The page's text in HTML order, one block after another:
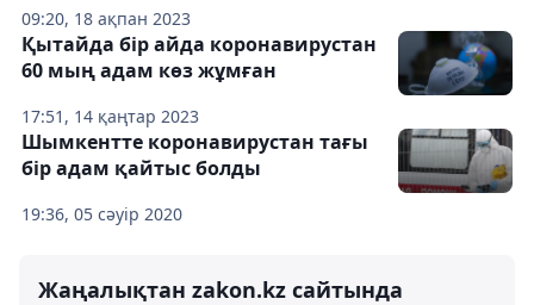
09:20, 18 ақпан 2023
17:51, 14 қаңтар 2023
Қытайда бір айда коронавирустан
60 мың адам көз жұмған
19:36, 05 сәуір 2020
Шымкентте коронавирустан тағы
бір адам қайтыс болды
Жаңалықтан zakon.kz сайтында